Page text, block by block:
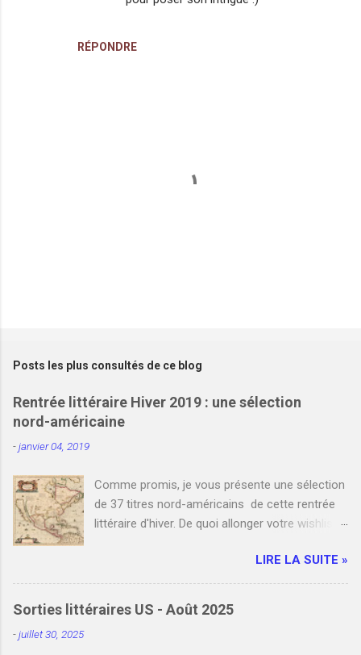
RÉPONDRE
e
s
t
e
u
n
c
o
m
n
a
i
r
Posts les plus consultés de ce blog
Rentrée littéraire Hiver 2019 : une sélection
nord-américaine
-janvier 04, 2019
Comme promis, je vous présente une sélection
de 37 titres nord-américains de cette rentrée
littéraire d'hiver. De quoi allonger votre wishlist
libraire favori. Bien entendu, je n'y ai pas
référencé tous les romans nord-américains de
janvier et février. Cependant, si vous le
LIRE LA SUITE »
Sorties littéraires US - Août 2025
-juillet 30, 2025